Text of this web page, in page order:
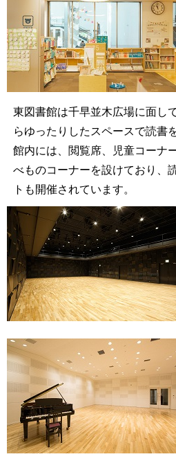
東図書館は千早並木広場に面し
らゆったりしたスペースで読書
館内には、閲覧席、児童コーナ
べものコーナーを設けており、
トも開催されています。